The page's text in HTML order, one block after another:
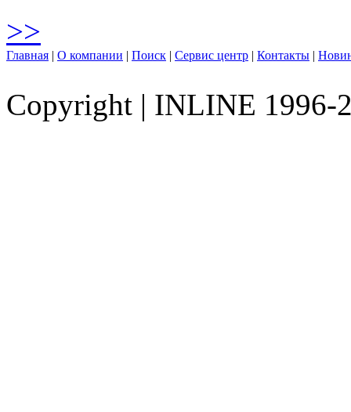
>>
Главная | О компании | Поиск | Сервис центр | Контакты |
Copyright | INLINE 1996-